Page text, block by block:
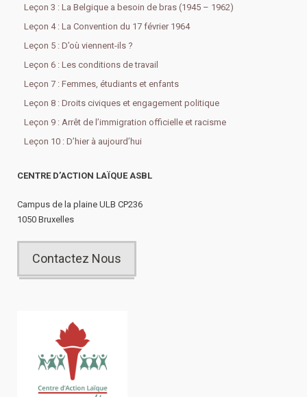
Leçon 3 : La Belgique a besoin de bras (1945 – 1962)
Leçon 4 : La Convention du 17 février 1964
Leçon 5 : D’où viennent-ils ?
Leçon 6 : Les conditions de travail
Leçon 7 : Femmes, étudiants et enfants
Leçon 8 : Droits civiques et engagement politique
Leçon 9 : Arrêt de l’immigration officielle et racisme
Leçon 10 : D’hier à aujourd’hui
CENTRE D’ACTION LAÏQUE ASBL
Campus de la plaine ULB CP236
1050 Bruxelles
Contactez Nous